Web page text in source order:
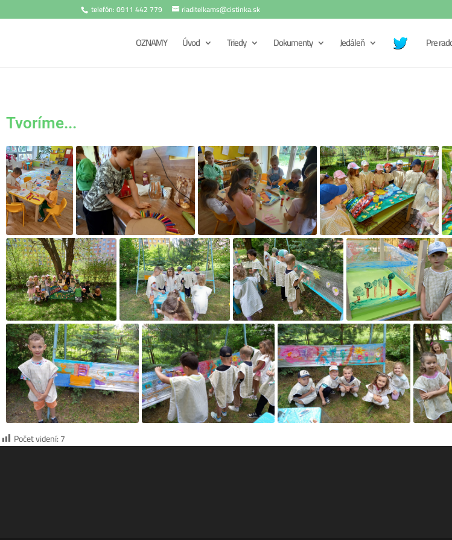
telefón: 0911 442 779 riaditelkams@cistinka.sk
OZNAMY Úvod Triedy Dokumenty Jedáleň Pre
Tvoríme...
Počet videní:7